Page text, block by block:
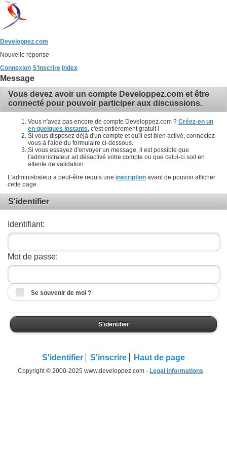
Developpez.com
Nouvelle réponse
Connexion S'inscrire Index
Message
Vous devez avoir un compte Developpez.com et être
connecté pour pouvoir participer aux discussions.
Vous n'avez pas encore de compte Developpez.com ? Créez-en un
en quelques instants , c'est entièrement gratuit !
Si vous disposez déjà d'un compte et qu'il est bien activé, connectez-
vous à l'aide du formulaire ci-dessous.
Si vous essayez d'envoyer un message, il est possible que
l'administrateur ait désactivé votre compte ou que celui-ci soit en
attente de validation.
L'administrateur a peut-être requis une inscription avant de pouvoir afficher
cette page.
S'identifier
Identifiant:
Mot de passe:
Se souvenir de moi ?
S'identifier
S'identifier S'inscrire Haut de page
Copyright © 2000-2025 www.developpez.com - Legal informations